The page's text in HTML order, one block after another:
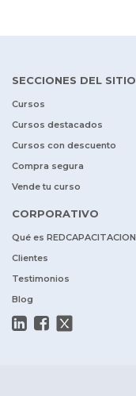
SECCIONES DEL SITIO
Cursos
Cursos destacados
Cursos con descuento
Compra segura
Vende tu curso
CORPORATIVO
Qué es REDCAPACITACION
Clientes
Testimonios
Blog